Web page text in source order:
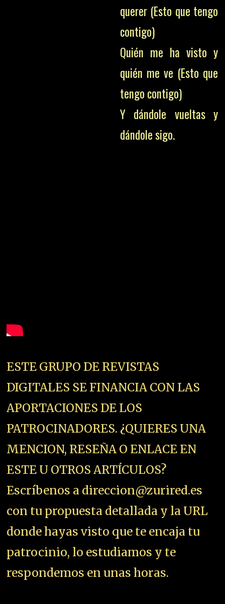
querer (Esto que tengo
contigo)
Quién me ha visto y
quién me ve (Esto que
tengo contigo)
Y dándole vueltas y
dándole sigo.
ESTE GRUPO DE REVISTAS
DIGITALES SE FINANCIA CON LAS
APORTACIONES DE LOS
PATROCINADORES. ¿QUIERES UNA
MENCION, RESEÑA O ENLACE EN
ESTE U OTROS ARTÍCULOS?
Escríbenos a direccion@zurired.es
con tu propuesta detallada y la URL
donde hayas visto que te encaja tu
patrocinio, lo estudiamos y te
respondemos en unas horas.